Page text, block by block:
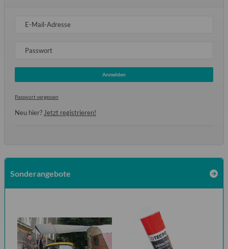
E-Mail-Adresse
Passwort
Anmelden
Passwort vergessen
Neu hier? Jetzt registrieren!
Sonderangebote